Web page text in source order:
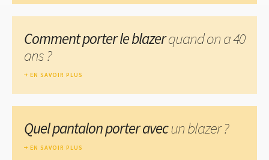
Comment porter le blazerquand on a 40
ans ?
EN SAVOIR PLUS
Quel pantalon porter avecun blazer ?
EN SAVOIR PLUS